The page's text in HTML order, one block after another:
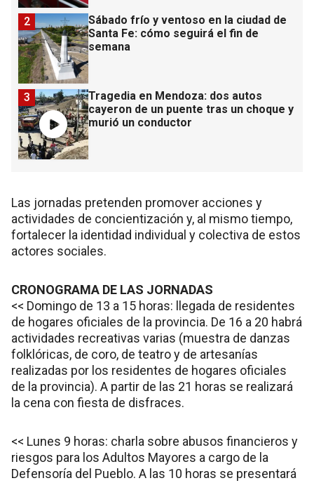
Sábado frío y ventoso en la ciudad de
Santa Fe: cómo seguirá el fin de
semana
2
Tragedia en Mendoza: dos autos
cayeron de un puente tras un choque y
murió un conductor
3
Las jornadas pretenden promover acciones y
actividades de concientización y, al mismo tiempo,
fortalecer la identidad individual y colectiva de estos
actores sociales.
CRONOGRAMA DE LAS JORNADAS
<< Domingo de 13 a 15 horas: llegada de residentes
de hogares oficiales de la provincia. De 16 a 20 habrá
actividades recreativas varias (muestra de danzas
folklóricas, de coro, de teatro y de artesanías
realizadas por los residentes de hogares oficiales
de la provincia). A partir de las 21 horas se realizará
la cena con fiesta de disfraces.
<< Lunes 9 horas: charla sobre abusos financieros y
riesgos para los Adultos Mayores a cargo de la
Defensoría del Pueblo. A las 10 horas se presentará